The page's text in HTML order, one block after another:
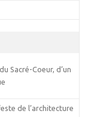
Sacré-Coeur, d’un
de l’architecture